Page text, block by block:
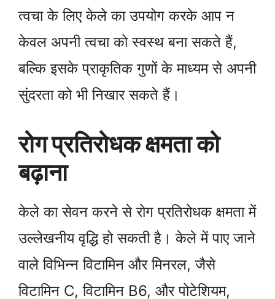
त्वचा के लिए केले का उपयोग करके आप न
केवल अपनी त्वचा को स्वस्थ बना सकते हैं,
बल्कि इसके प्राकृतिक गुणों के माध्यम से अपनी
सुंदरता को भी निखार सकते हैं।
रोग प्रतिरोधक क्षमता को
बढ़ाना
केले का सेवन करने से रोग प्रतिरोधक क्षमता में
उल्लेखनीय वृद्धि हो सकती है। केले में पाए जाने
वाले विभिन्न विटामिन और मिनरल, जैसे
विटामिन C, विटामिन B6, और पोटेशियम,